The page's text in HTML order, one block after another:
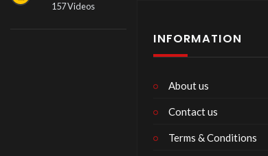
157 Videos
INFORMATION
About us
Contact us
Terms & Conditions